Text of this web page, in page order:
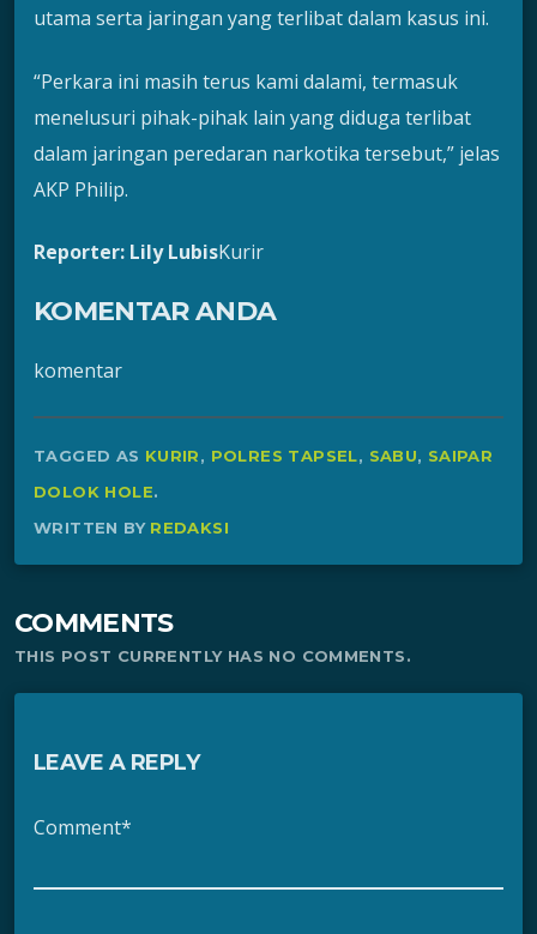
utama serta jaringan yang terlibat dalam kasus ini.
“Perkara ini masih terus kami dalami, termasuk
menelusuri pihak-pihak lain yang diduga terlibat
dalam jaringan peredaran narkotika tersebut,” jelas
AKP Philip.
Reporter: Lily LubisKurir
KOMENTAR ANDA
komentar
TAGGED AS KURIR, POLRES TAPSEL, SABU, SAIPAR
DOLOK HOLE.
WRITTEN BY REDAKSI
COMMENTS
THIS POST CURRENTLY HAS NO COMMENTS.
LEAVE A REPLY
Comment*